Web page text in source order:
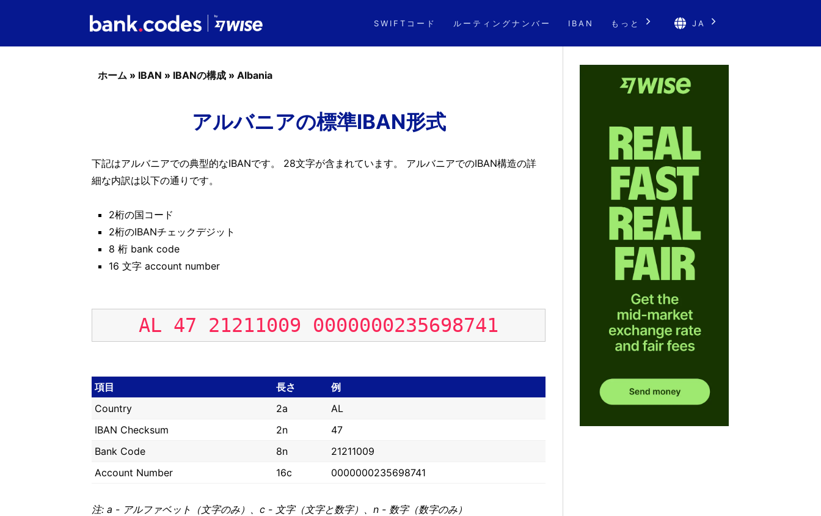
SWIFTコード ルーティングナンバー IBAN もっと JA
ホーム » IBAN » IBANの構成 » Albania
アルバニアの標準IBAN形式
下記はアルバニアでの典型的なIBANです。 28文字が含まれています。 アルバニアでのIBAN構造の詳
細な内訳は以下の通りです。
2桁の国コード
2桁のIBANチェックデジット
8 桁 bank code
16 文字 account number
AL 47 21211009 0000000235698741
項目 長さ
例
Country
2a
AL
IBAN Checksum
2n
47
Bank Code
8n
21211009
Account Number
16c 0000000235698741
注: a - アルファベット（文字のみ）、c - 文字（文字と数字）、n - 数字（数字のみ）